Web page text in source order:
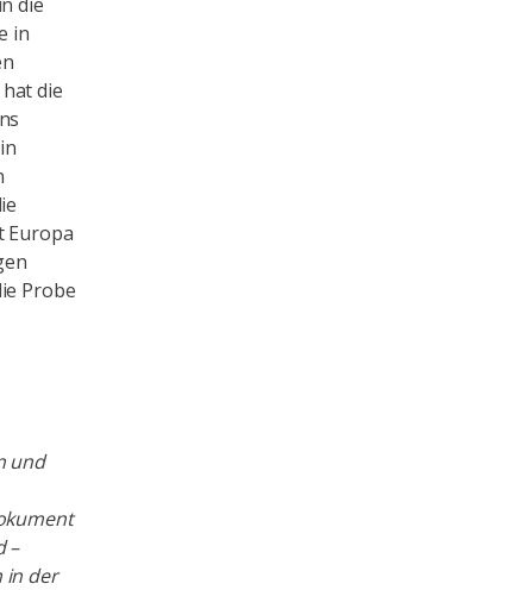
in
die
Europa
Probe
und
–
in der